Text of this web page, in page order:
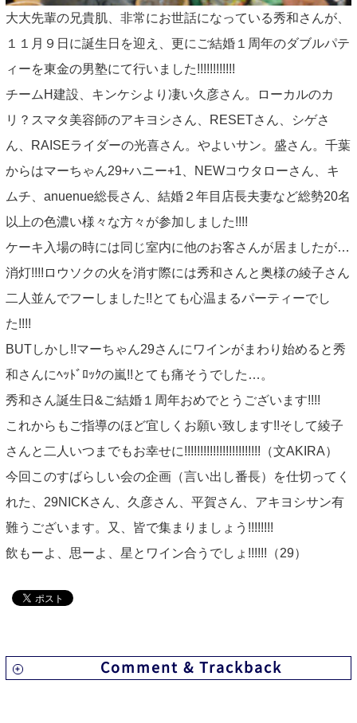
INFORMATION
NEWS
ABOUT US
CONTACT
大大先輩の兄貴肌、非常にお世話になっている秀和さんが、
１１月９日に誕生日を迎え、更にご結婚１周年のダブルパテ
ィーを東金の男塾にて行いました!!!!!!!!!!!!
チームH建設、キンケシより凄い久彦さん。ローカルのカ
リ？スマタ美容師のアキヨシさん、RESETさん、シゲさ
ん、RAISEライダーの光喜さん。やよいサン。盛さん。千葉
からはマーちゃん29+ハニー+1、NEWコウタローさん、キ
ムチ、anuenue総長さん、結婚２年目店長夫妻など総勢20名
以上の色濃い様々な方々が参加しました!!!!
ケーキ入場の時には同じ室内に他のお客さんが居ましたが…
消灯!!!!ロウソクの火を消す際には秀和さんと奥様の綾子さん
二人並んでフーしました!!とても心温まるパーティーでし
た!!!!
BUTしかし!!マーちゃん29さんにワインがまわり始めると秀
和さんにﾍｯﾄﾞﾛｯｸの嵐!!とても痛そうでした…。
秀和さん誕生日&ご結婚１周年おめでとうございます!!!!
これからもご指導のほど宜しくお願い致します!!そして綾子
さんと二人いつまでもお幸せに!!!!!!!!!!!!!!!!!!!!!!!!（文AKIRA）
今回このすばらしい会の企画（言い出し番長）を仕切ってく
れた、29NICKさん、久彦さん、平賀さん、アキヨシサン有
難うございます。又、皆で集まりましょう!!!!!!!!
飲もーよ、思ーよ、星とワイン合うでしょ!!!!!!（29）
Comment & Trackback